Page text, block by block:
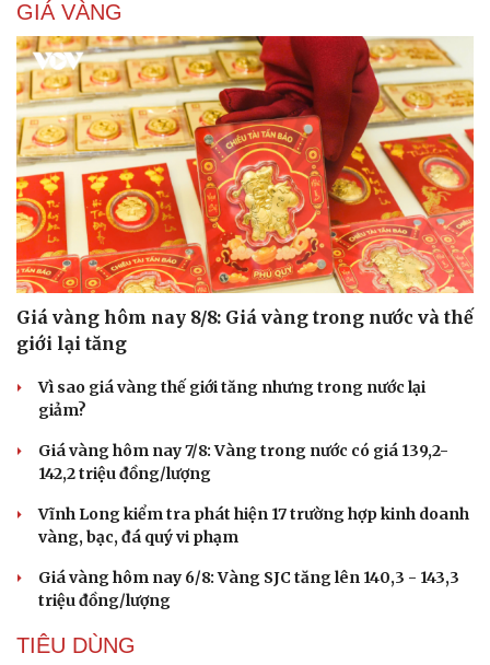
Cải chính
GIÁ VÀNG
Giá vàng hôm nay 8/8: Giá vàng trong nước và thế
giới lại tăng
Vì sao giá vàng thế giới tăng nhưng trong nước lại
giảm?
Giá vàng hôm nay 7/8: Vàng trong nước có giá 139,2-
142,2 triệu đồng/lượng
Vĩnh Long kiểm tra phát hiện 17 trường hợp kinh doanh
vàng, bạc, đá quý vi phạm
Giá vàng hôm nay 6/8: Vàng SJC tăng lên 140,3 - 143,3
triệu đồng/lượng
TIÊU DÙNG